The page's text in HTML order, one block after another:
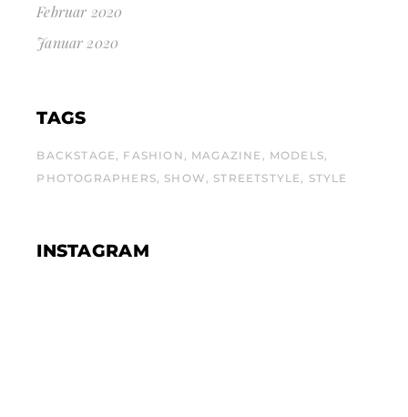
Februar 2020
Januar 2020
TAGS
BACKSTAGE FASHION MAGAZINE
MODELS
PHOTOGRAPHERS
SHOW STREETSTYLE STYLE
INSTAGRAM